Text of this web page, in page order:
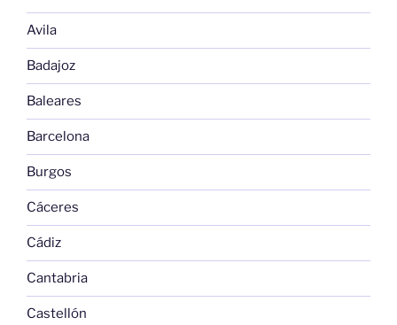
Avila
Badajoz
Baleares
Barcelona
Burgos
Cáceres
Cádiz
Cantabria
Castellón